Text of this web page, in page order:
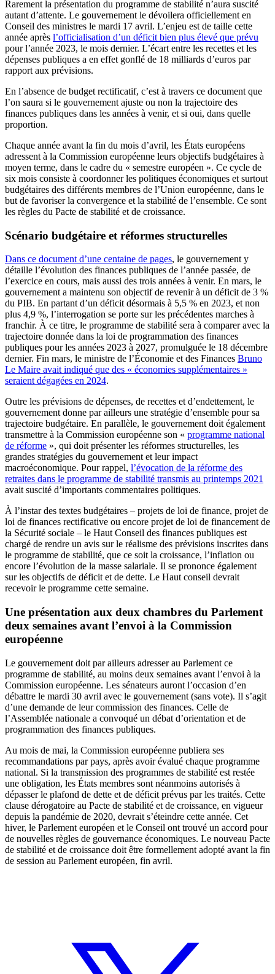
Rarement la présentation du programme de stabilité n’aura suscité
autant d’attente. Le gouvernement le dévoilera officiellement en
Conseil des ministres le mardi 17 avril. L’enjeu est de taille cette
année après l’officialisation d’un déficit bien plus élevé que prévu
pour l’année 2023, le mois dernier. L’écart entre les recettes et les
dépenses publiques a en effet gonflé de 18 milliards d’euros par
rapport aux prévisions.
En l’absence de budget rectificatif, c’est à travers ce document que
l’on saura si le gouvernement ajuste ou non la trajectoire des
finances publiques dans les années à venir, et si oui, dans quelle
proportion.
Chaque année avant la fin du mois d’avril, les États européens
adressent à la Commission européenne leurs objectifs budgétaires à
moyen terme, dans le cadre du « semestre européen ». Ce cycle de
six mois consiste à coordonner les politiques économiques et surtout
budgétaires des différents membres de l’Union européenne, dans le
but de favoriser la convergence et la stabilité de l’ensemble. Ce sont
les règles du Pacte de stabilité et de croissance.
Scénario budgétaire et réformes structurelles
Dans ce document d’une centaine de pages, le gouvernement y
détaille l’évolution des finances publiques de l’année passée, de
l’exercice en cours, mais aussi des trois années à venir. En mars, le
gouvernement a maintenu son objectif de revenir à un déficit de 3 %
du PIB. En partant d’un déficit désormais à 5,5 % en 2023, et non
plus 4,9 %, l’interrogation se porte sur les précédentes marches à
franchir. À ce titre, le programme de stabilité sera à comparer avec la
trajectoire donnée dans la loi de programmation des finances
publiques pour les années 2023 à 2027, promulguée le 18 décembre
dernier. Fin mars, le ministre de l’Économie et des Finances Bruno
Le Maire avait indiqué que des « économies supplémentaires »
seraient dégagées en 2024.
Outre les prévisions de dépenses, de recettes et d’endettement, le
gouvernement donne par ailleurs une stratégie d’ensemble pour sa
trajectoire budgétaire. En parallèle, le gouvernement doit également
transmettre à la Commission européenne son « programme national
de réforme », qui doit présenter les réformes structurelles, les
grandes stratégies du gouvernement et leur impact
macroéconomique. Pour rappel, l’évocation de la réforme des
retraites dans le programme de stabilité transmis au printemps 2021
avait suscité d’importants commentaires politiques.
À l’instar des textes budgétaires – projets de loi de finance, projet de
loi de finances rectificative ou encore projet de loi de financement de
la Sécurité sociale – le Haut Conseil des finances publiques est
chargé de rendre un avis sur le réalisme des prévisions inscrites dans
le programme de stabilité, que ce soit la croissance, l’inflation ou
encore l’évolution de la masse salariale. Il se prononce également
sur les objectifs de déficit et de dette. Le Haut conseil devrait
recevoir le programme cette semaine.
Une présentation aux deux chambres du Parlement
deux semaines avant l’envoi à la Commission
européenne
Le gouvernement doit par ailleurs adresser au Parlement ce
programme de stabilité, au moins deux semaines avant l’envoi à la
Commission européenne. Les sénateurs auront l’occasion d’en
débattre le mardi 30 avril avec le gouvernement (sans vote). Il s’agit
d’une demande de leur commission des finances. Celle de
l’Assemblée nationale a convoqué un débat d’orientation et de
programmation des finances publiques.
Au mois de mai, la Commission européenne publiera ses
recommandations par pays, après avoir évalué chaque programme
national. Si la transmission des programmes de stabilité est restée
une obligation, les États membres sont néanmoins autorisés à
dépasser le plafond de dette et de déficit prévus par les traités. Cette
clause dérogatoire au Pacte de stabilité et de croissance, en vigueur
depuis la pandémie de 2020, devrait s’éteindre cette année. Cet
hiver, le Parlement européen et le Conseil ont trouvé un accord pour
de nouvelles règles de gouvernance économiques. Le nouveau Pacte
de stabilité et de croissance doit être formellement adopté avant la fin
de session au Parlement européen, fin avril.